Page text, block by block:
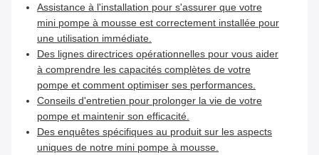
Assistance à l'installation pour s'assurer que votre
mini pompe à mousse est correctement installée pour
une utilisation immédiate.
Des lignes directrices opérationnelles pour vous aider
à comprendre les capacités complètes de votre
pompe et comment optimiser ses performances.
Conseils d'entretien pour prolonger la vie de votre
pompe et maintenir son efficacité.
Des enquêtes spécifiques au produit sur les aspects
uniques de notre mini pompe à mousse.